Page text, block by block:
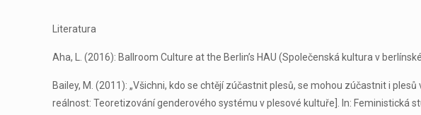
Literatura
Aha, L. (2016): Ballroom Culture at the Berlin’s HAU (Společenská kultura v
Bailey, M. (2011): „Všichni, kdo se chtějí zúčastnit plesů, se mohou zúčastnit i
reálnost: Teoretizování genderového systému v plesové kultuře]. In: Feministická